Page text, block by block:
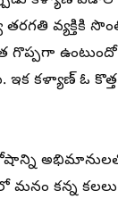
వ్యక్తికి
గొప్పగా ఉంటుందో
ఇక కళ్యాణ్ ఓ
అభిమానులతో
మనం కన్న